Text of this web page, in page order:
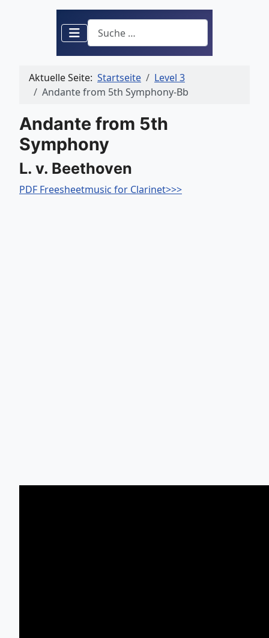
Suchen
Aktuelle Seite: Startseite
Level 3
Andante from 5th Symphony-Bb
Andante from 5th
Symphony
L. v. Beethoven
PDF Freesheetmusic for Clarinet>>>